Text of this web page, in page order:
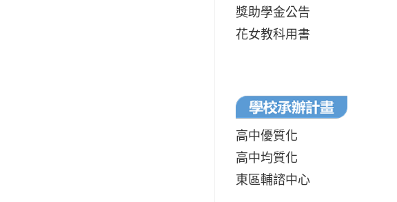
獎助學金公告
花女教科用書
高中優質化
高中均質化
東區輔諮中心